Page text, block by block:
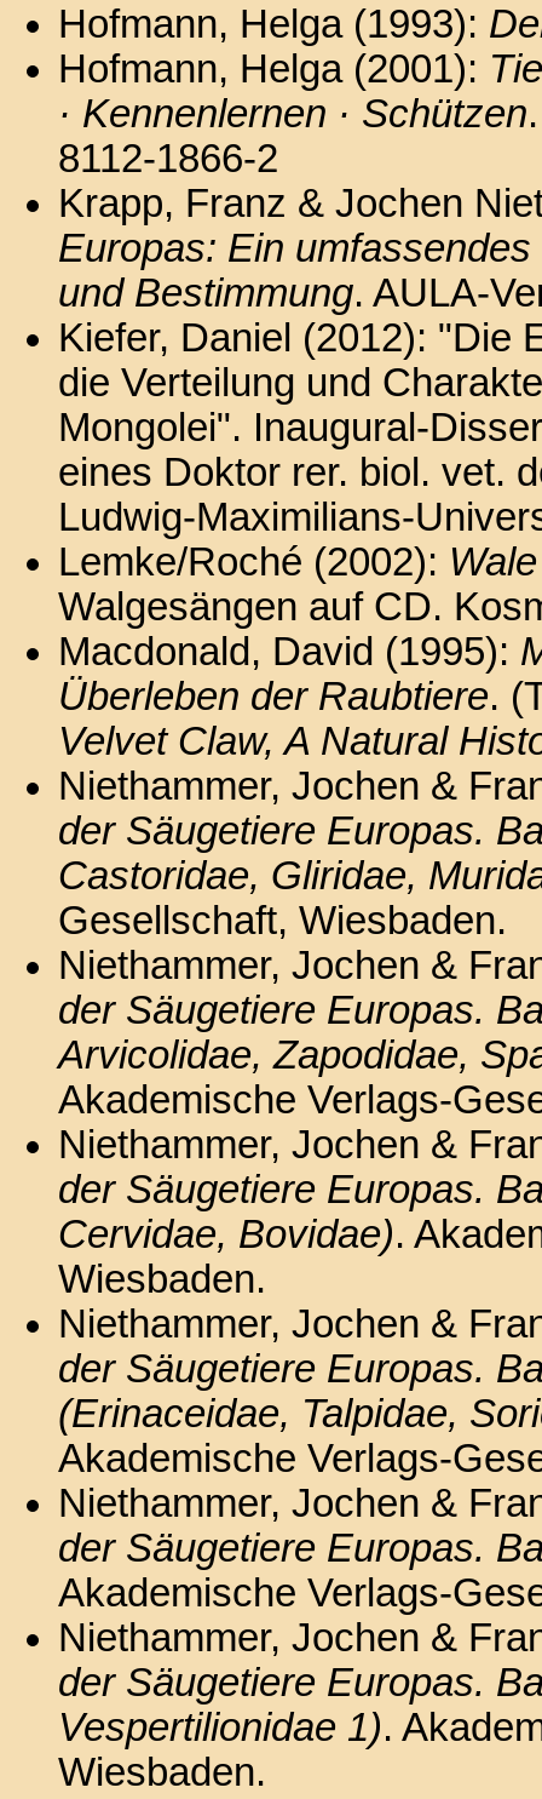
Hofmann, Helga (1993):
Hofmann, Helga (2001):
· Kennenlernen · Schützen
8112-1866-2
Krapp, Franz & Jochen
Europas: Ein
und Bestimmung. AULA-
Kiefer, Daniel (2012): "Die
die Verteilung und
Mongolei". Inaugural-
eines Doktor rer. biol. vet.
Ludwig-Maximilians-
Lemke/Roché (2002):
Walgesängen auf CD.
Macdonald, David (1995):
Überleben der Raubtiere.
Velvet Claw, A Natural
Niethammer, Jochen &
der Säugetiere Europas.
Castoridae, Gliridae,
Gesellschaft, Wiesbaden.
Niethammer, Jochen &
der Säugetiere Europas.
Arvicolidae, Zapodidae,
Akademische Verlags-
Niethammer, Jochen &
der Säugetiere Europas.
Cervidae, Bovidae).
Wiesbaden.
Niethammer, Jochen &
der Säugetiere Europas.
(Erinaceidae, Talpidae,
Akademische Verlags-
Niethammer, Jochen &
der Säugetiere Europas.
Akademische Verlags-
Niethammer, Jochen &
der Säugetiere Europas.
Vespertilionidae 1).
Wiesbaden.